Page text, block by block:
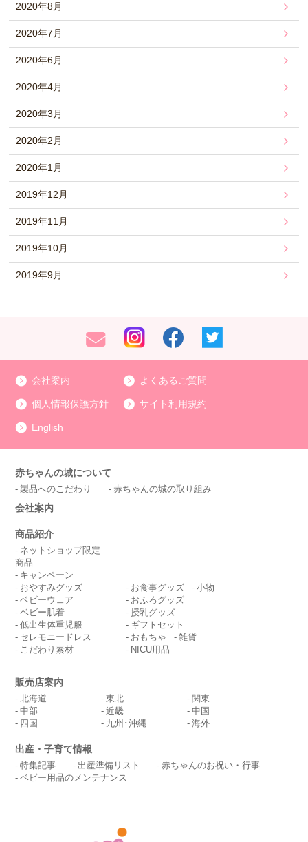
2020年8月
2020年7月
2020年6月
2020年4月
2020年3月
2020年2月
2020年1月
2019年12月
2019年11月
2019年10月
2019年9月
会社案内 よくあるご質問
個人情報保護方針 サイト利用規約
English
赤ちゃんの城について
製品へのこだわり 赤ちゃんの城の取り組み
会社案内
商品紹介
ネットショップ限定
商品
キャンペーン
おやすみグッズ
ベビーウェア
ベビー肌着
低出生体重児服
セレモニードレス
こだわり素材
お食事グッズ
小物
おふろグッズ
授乳グッズ
ギフトセット
おもちゃ
雑貨
NICU用品
販売店案内
北海道 東北
関東
中部
近畿
中国
四国
九州･沖縄 海外
出産・子育て情報
特集記事 出産準備リスト
赤ちゃんのお祝い・行事
ベビー用品のメンテナンス